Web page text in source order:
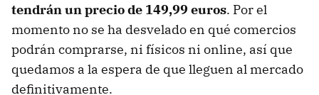
tendrán un precio de 149,99 euros. Por el
momento no se ha desvelado en qué comercios
podrán comprarse, ni físicos ni online, así que
quedamos a la espera de que lleguen al mercado
definitivamente.